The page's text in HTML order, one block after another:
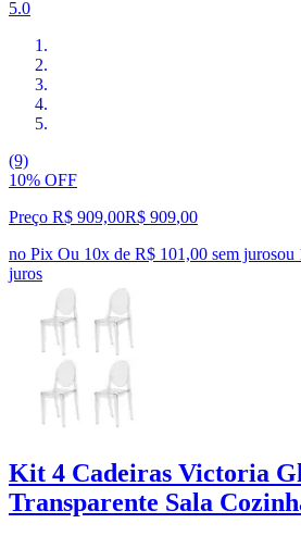
5.0
(9)
10% OFF
Preço R$ 909,00R$ 909,00
no Pix Ou 10x de R$ 101,00 sem jurosou
juros
Kit 4 Cadeiras Victoria
Transparente Sala